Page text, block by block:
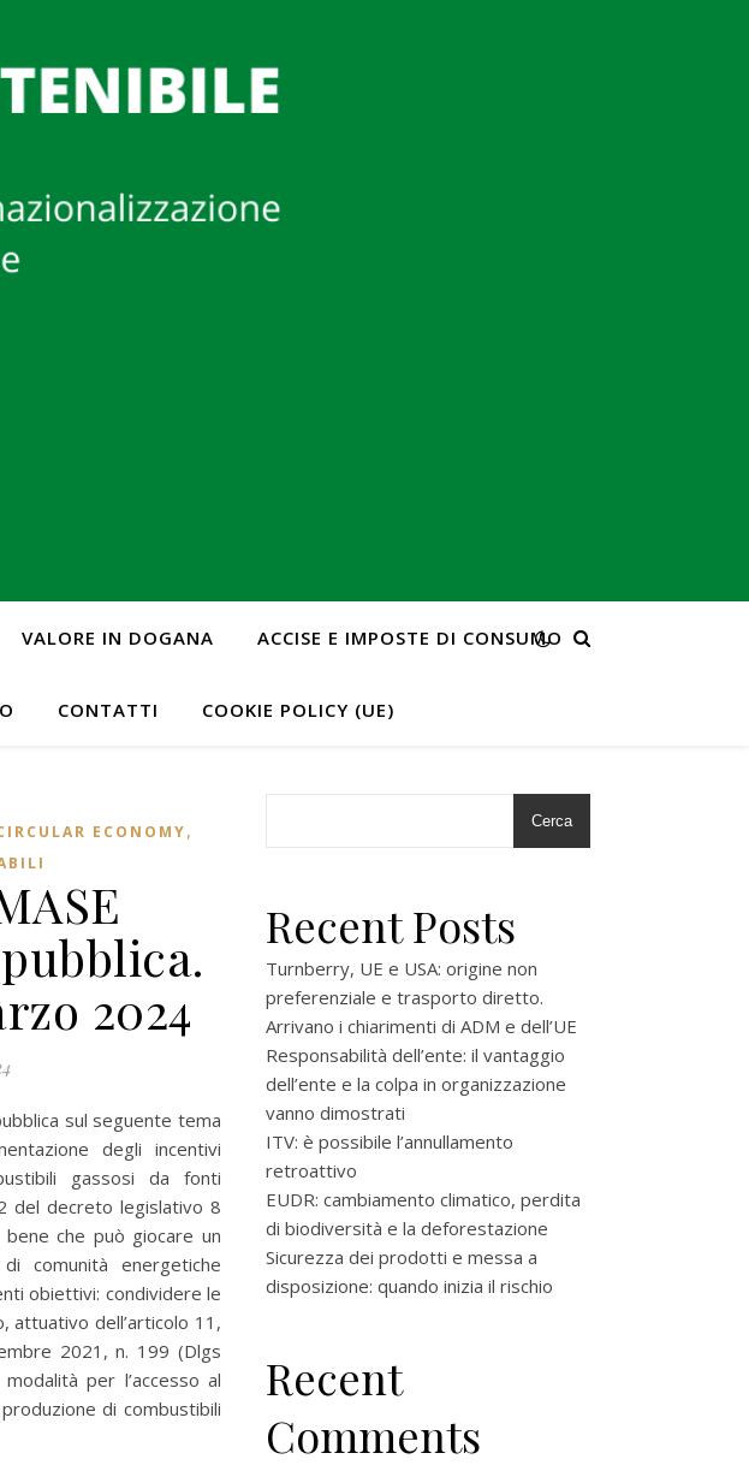
VALORE IN DOGANA ACCISE E IMPOSTE DI CONSUMO
CONTATTI COOKIE POLICY (UE)
ECONOMY,
2024
sul seguente tema
degli incentivi
gassosi da fonti
del decreto legislativo 8
che può giocare un
comunità energetiche
obiettivi: condividere le
attuativo dell’articolo 11,
2021, n. 199 (Dlgs
per l’accesso al
di combustibili
Cerca
Recent Posts
Turnberry, UE e USA: origine non
preferenziale e trasporto diretto.
Arrivano i chiarimenti di ADM e dell’UE
Responsabilità dell’ente: il vantaggio
dell’ente e la colpa in organizzazione
vanno dimostrati
ITV: è possibile l’annullamento
retroattivo
EUDR: cambiamento climatico, perdita
di biodiversità e la deforestazione
Sicurezza dei prodotti e messa a
disposizione: quando inizia il rischio
Recent
Comments